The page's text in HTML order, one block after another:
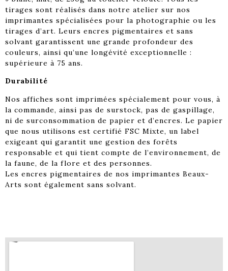
tirages sont réalisés dans notre atelier sur nos
imprimantes spécialisées pour la photographie ou les
tirages d’art. Leurs encres pigmentaires et sans
solvant garantissent une grande profondeur des
couleurs, ainsi qu’une longévité exceptionnelle :
supérieure à 75 ans.
Durabilité
Nos affiches sont imprimées spécialement pour vous, à
la commande, ainsi pas de surstock, pas de gaspillage,
ni de surconsommation de papier et d’encres. Le papier
que nous utilisons est certifié FSC Mixte, un label
exigeant qui garantit une gestion des forêts
responsable et qui tient compte de l’environnement, de
la faune, de la flore et des personnes.
Les encres pigmentaires de nos imprimantes Beaux-
Arts sont également sans solvant.